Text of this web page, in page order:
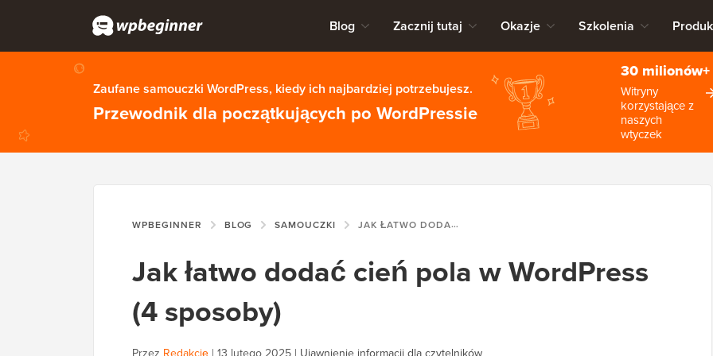
Blog Zacznij tutaj Okazje Szkolenia
Zaufane samouczki WordPress, kiedy ich najbardziej potrzebujesz.
Przewodnik dla początkujących po WordPressie
30 milionów+
Witryny
korzystające z
naszych
wtyczek
WPBEGINNER BLOG SAMOUCZKI JAK ŁATWO DODAĆ CIEŃ POLA W WORDPRESS (4 SPOSOBY)
Jak łatwo dodać cień pola w WordPress
(4 sposoby)